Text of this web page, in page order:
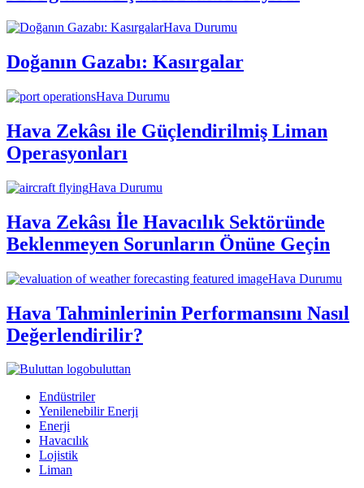
Hava Durumu
Doğanın Gazabı: Kasırgalar
Hava Durumu
Hava Zekâsı ile Güçlendirilmiş Liman
Operasyonları
Hava Durumu
Hava Zekâsı İle Havacılık Sektöründe
Beklenmeyen Sorunların Önüne Geçin
Hava Durumu
Hava Tahminlerinin Performansını Nasıl
Değerlendirilir?
buluttan
Endüstriler
Yenilenebilir Enerji
Enerji
Havacılık
Lojistik
Liman